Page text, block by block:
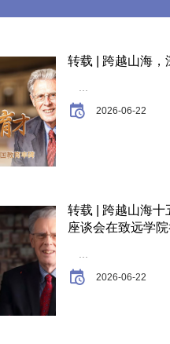
转载 | 跨越山海
2026-06-22
转载 | 跨越山海
座谈会在致远学
2026-06-22